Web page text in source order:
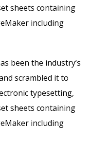
sheets containing
including
been the industry’s
scrambled it to
typesetting,
sheets containing
including